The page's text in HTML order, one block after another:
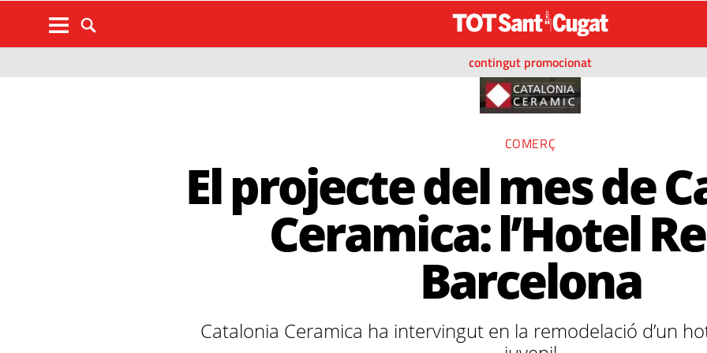
contingut promocionat
COMERÇ
El projecte del mes de
Ceramica: l’Hotel
Barcelona
Catalonia Ceramica ha intervingut en la remodelació d’un